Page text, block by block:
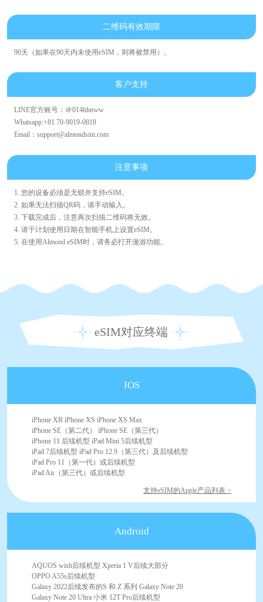
二维码有效期限
90天（如果在90天内未使用eSIM，则将被禁用）。
客户支持
LINE官方账号：＠014hhnww
Whatsapp:+81 70-9019-0818
Email：support@almondsim.com
注意事项
1. 您的设备必须是无锁并支持eSIM。
2. 如果无法扫描QR码，请手动输入。
3. 下载完成后，注意再次扫描二维码将无效。
4. 请于计划使用日期在智能手机上设置eSIM。
5. 在使用Almond eSIM时，请务必打开漫游功能。
eSIM对应终端
IOS
iPhone XR iPhone XS iPhone XS Max
iPhone SE（第二代） iPhone SE（第三代）
iPhone 11 后续机型 iPad Mini 5后续机型
iPad 7后续机型 iPad Pro 12.9（第三代）及后续机型
iPad Pro 11（第一代）或后续机型
iPad Air（第三代）或后续机型
支持eSIM的Apple产品列表 >
Android
AQUOS wish后续机型 Xperia 1 V后续大部分
OPPO A55s后续机型
Galaxy 2022后续发布的S 和 Z 系列 Galaxy Note 20
Galaxy Note 20 Ultra 小米 12T Pro后续机型